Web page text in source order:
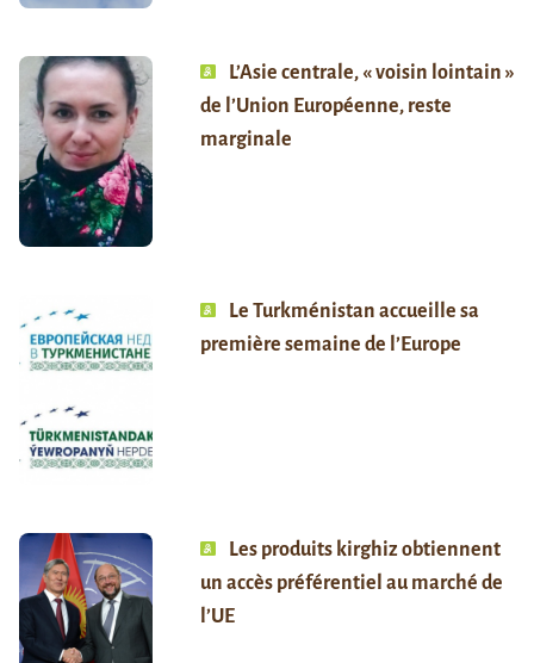
L’Asie centrale, « voisin lointain »
de l’Union Européenne, reste
marginale
Le Turkménistan accueille sa
première semaine de l’Europe
Les produits kirghiz obtiennent
un accès préférentiel au marché de
l’UE